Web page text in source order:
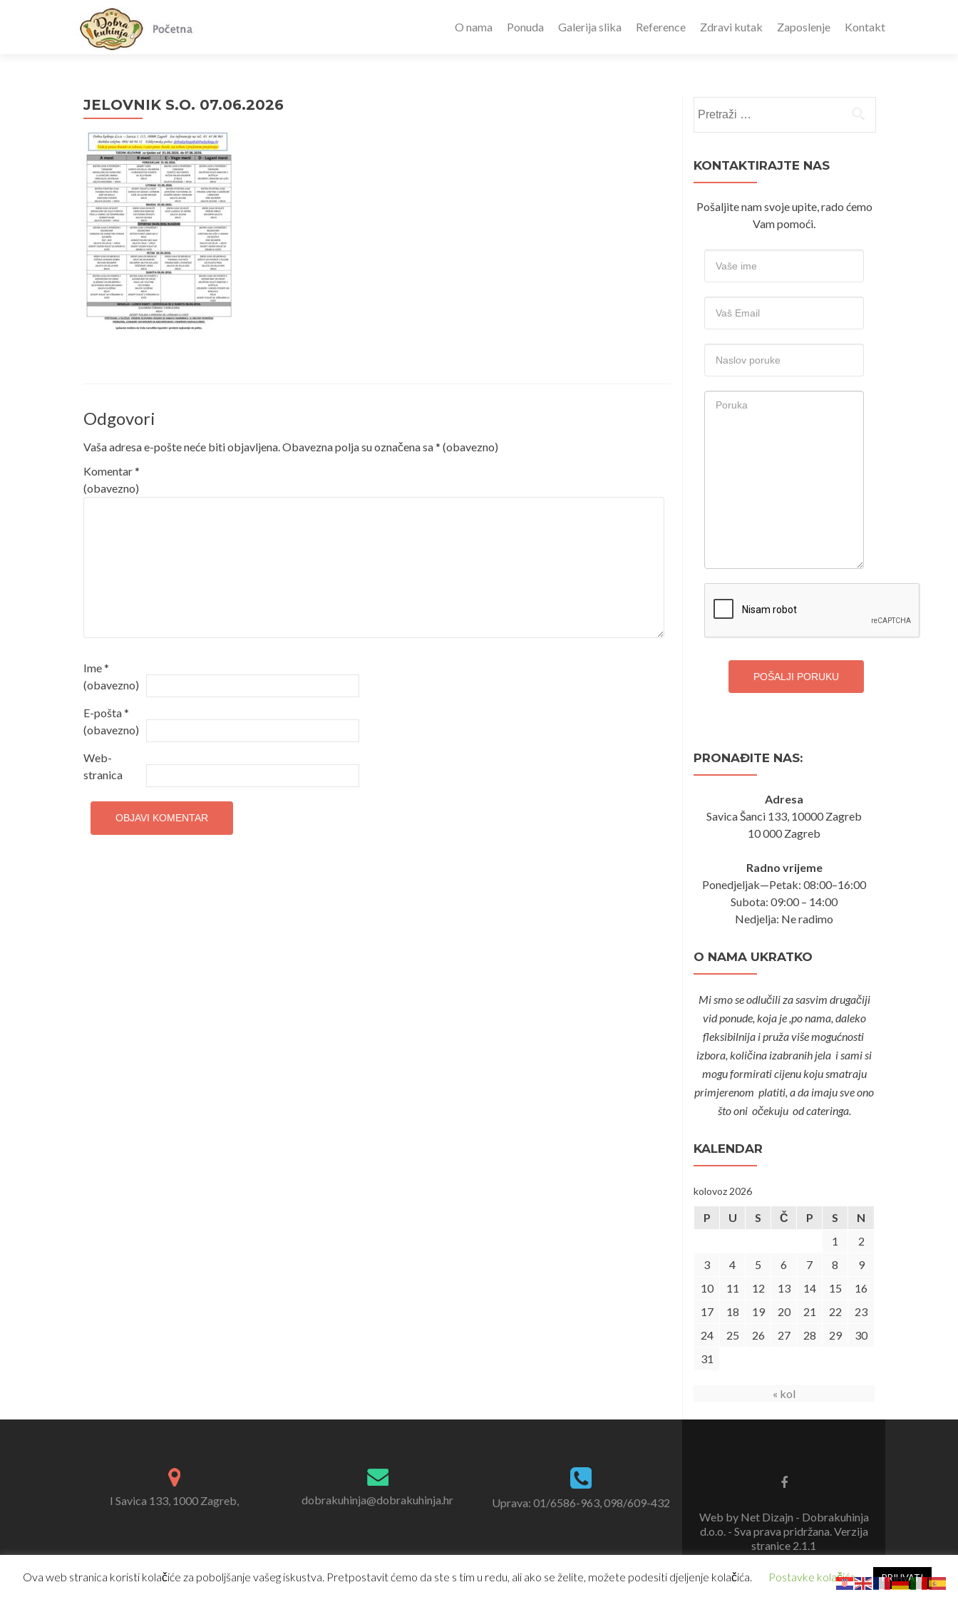
O nama Ponuda Galerija slika Reference Zdravi kutak Zaposlenje Kontakt
JELOVNIK S.O. 07.06.2026
Odgovori
Vaša adresa e-pošte neće biti objavljena.Obavezna polja su označena sa* (obavezno)
Komentar*
(obavezno)
Ime*
(obavezno)
E-pošta*
(obavezno)
Web-
stranica
KONTAKTIRAJTE NAS
Pošaljite nam svoje upite, rado ćemo
Vam pomoći.
POŠALJI PORUKU
PRONAĐITE NAS:
Adresa
Savica Šanci 133, 10000 Zagreb
10 000 Zagreb
Radno vrijeme
Ponedjeljak—Petak: 08:00–16:00
Subota: 09:00 – 14:00
Nedjelja: Ne radimo
O NAMA UKRATKO
Mi smo se odlučili za sasvim drugačiji
vid ponude, koja je ,po nama, daleko
fleksibilnija i pruža više mogućnosti
izbora, količina izabranih jela i sami si
mogu formirati cijenu koju smatraju
primjerenom platiti, a da imaju sve ono
što oni očekuju od cateringa.
KALENDAR
kolovoz 2026
P U S Č P S
N
1
2
3
4 5 6 7 8
9
10
11 12 13 14 15
16
17
18 19 20 21 22
23
24
25 26 27 28 29
30
31
« kol
I Savica 133, 1000 Zagreb, dobrakuhinja@dobrakuhinja.hr
Uprava: 01/6586-963, 098/609-432
Web by Net Dizajn - Dobrakuhinja
d.o.o. - Sva prava pridržana. Verzija
stranice 2.1.1
Ova web stranica koristi kolačiće za poboljšanje vašeg iskustva. Pretpostavit ćemo da ste s tim u redu, ali ako se želite, možete podesiti djeljenje kolačića. Postavke kolačića PRIHVATI